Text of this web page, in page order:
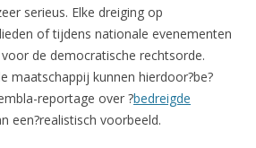
serieus. Elke dreiging op
of tijdens nationale evenementen
de democratische rechtsorde.
maatschappij kunnen hierdoor?be?
reportage over ?bedreigde
een?realistisch voorbeeld.